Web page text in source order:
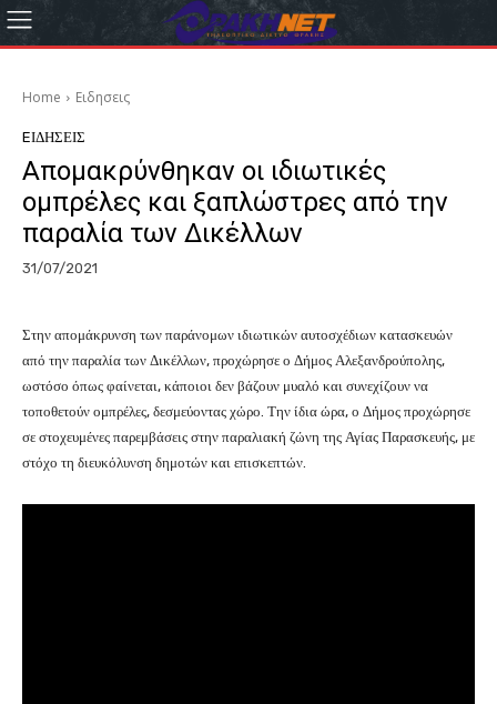
Home Eιδησεις
EΙΔΗΣΕΙΣ
Απομακρύνθηκαν οι ιδιωτικές
ομπρέλες και ξαπλώστρες από την
παραλία των Δικέλλων
31/07/2021
Στην απομάκρυνση των παράνομων ιδιωτικών αυτοσχέδιων κατασκευών
από την παραλία των Δικέλλων, προχώρησε ο Δήμος Αλεξανδρούπολης,
ωστόσο όπως φαίνεται, κάποιοι δεν βάζουν μυαλό και συνεχίζουν να
τοποθετούν ομπρέλες, δεσμεύοντας χώρο. Την ίδια ώρα, ο Δήμος προχώρησε
σε στοχευμένες παρεμβάσεις στην παραλιακή ζώνη της Αγίας Παρασκευής, με
στόχο τη διευκόλυνση δημοτών και επισκεπτών.